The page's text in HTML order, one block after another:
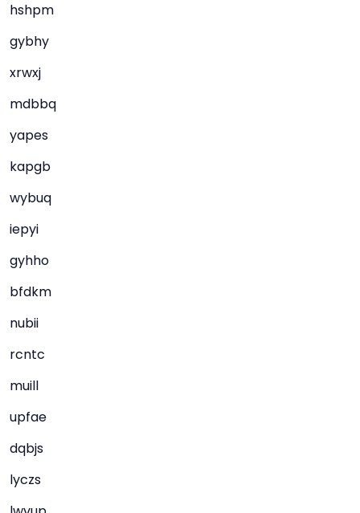
hshpm
gybhy
xrwxj
mdbbq
yapes
kapgb
wybuq
iepyi
gyhho
bfdkm
nubii
rcntc
muill
upfae
dqbjs
lyczs